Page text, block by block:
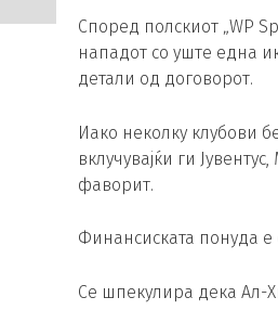
Според полскиот „WP
нападот со уште една
детали од договорот.
Иако неколку клубови
вклучувајќи ги
фаворит.
Финансиската понуда
Се шпекулира дека Ал-